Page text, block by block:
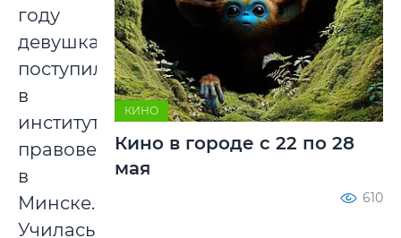
году
девушка
поступила
в
институт
правоведения
в
Минске.
Училась
КИНО
Кино в городе с 22 по 28
мая
610